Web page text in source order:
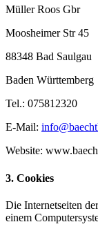
Müller Roos Gbr
Moosheimer Str 45
88348 Bad Saulgau
Baden Württemberg
Tel.: 075812320
E-Mail:
Website:
3. Cookies
Die Internetseiten
einem